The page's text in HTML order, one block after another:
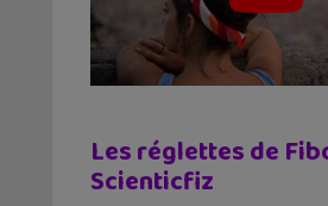
Les réglettes de
Scienticfiz